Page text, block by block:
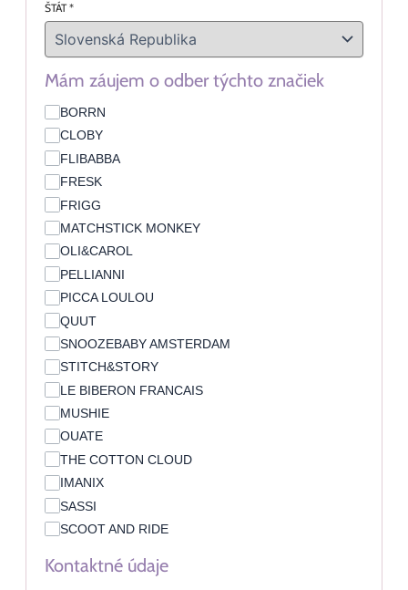
ŠTÁT*
Mám záujem o odber týchto značiek
BORRN
CLOBY
FLIBABBA
FRESK
FRIGG
MATCHSTICK MONKEY
OLI&CAROL
PELLIANNI
PICCA LOULOU
QUUT
SNOOZEBABY AMSTERDAM
STITCH&STORY
LE BIBERON FRANCAIS
MUSHIE
OUATE
THE COTTON CLOUD
IMANIX
SASSI
SCOOT AND RIDE
Kontaktné údaje